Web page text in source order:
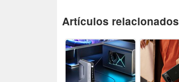
Artículos relacionados